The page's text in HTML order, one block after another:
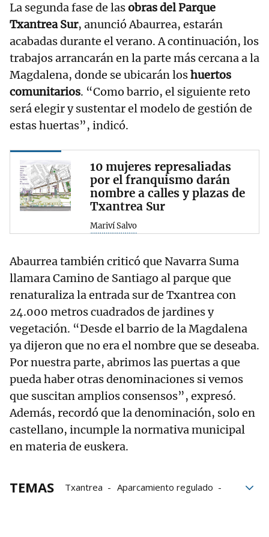
La segunda fase de lasobras del Parque
Txantrea Sur, anunció Abaurrea, estarán
acabadas durante el verano. A continuación, los
trabajos arrancarán en la parte más cercana a la
Magdalena, donde se ubicarán loshuertos
comunitarios. “Como barrio, el siguiente reto
será elegir y sustentar el modelo de gestión de
estas huertas”, indicó.
10 mujeres represaliadas
por el franquismo darán
nombre a calles y plazas de
Txantrea Sur
Mariví Salvo
Abaurrea también criticó que Navarra Suma
llamara Camino de Santiago al parque que
renaturaliza la entrada sur de Txantrea con
24.000 metros cuadrados de jardines y
vegetación. “Desde el barrio de la Magdalena
ya dijeron que no era el nombre que se deseaba.
Por nuestra parte, abrimos las puertas a que
pueda haber otras denominaciones si vemos
que suscitan amplios consensos”, expresó.
Además, recordó que la denominación, solo en
castellano, incumple la normativa municipal
en materia de euskera.
TEMAS Txantrea
Aparcamiento regulado